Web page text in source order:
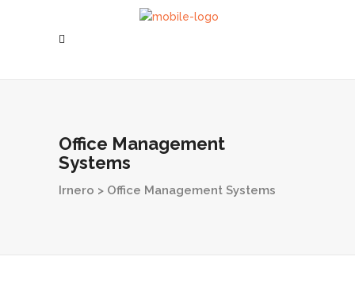
Office Management
Systems
Irnero > Office Management Systems